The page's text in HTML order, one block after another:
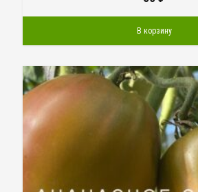
В корзину